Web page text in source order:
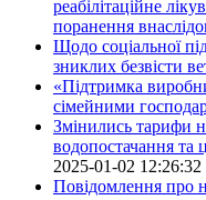
реабілітаційне
поранення
Щодо соціальної
зниклих безвісти
«Підтримка
сімейними
Змінились тарифи
водопостачання та
2025-01-02 12:26:32
Повідомлення про